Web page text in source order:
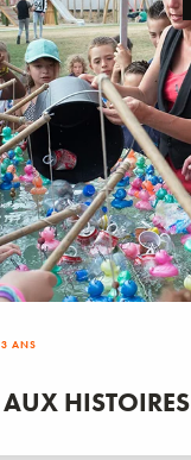
ANS
AUX HISTOIRES